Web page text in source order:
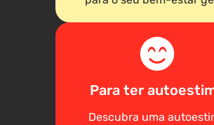
Para ter
Descubra uma